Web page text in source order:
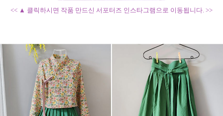
<< ▲ 클릭하시면 작품 만드신 서포터즈 인스타그램으로 이동됩니다. >>